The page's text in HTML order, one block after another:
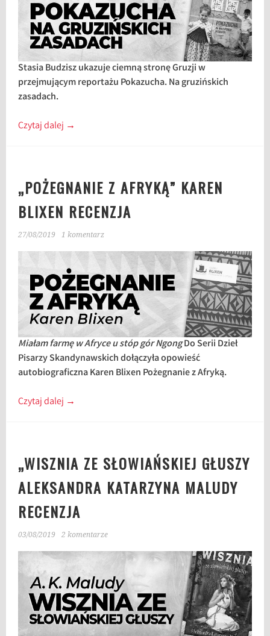
Stasia Budzisz ukazuje ciemną stronę Gruzji w
przejmującym reportażu Pokazucha. Na gruzińskich
zasadach.
Czytaj dalej →
„POŻEGNANIE Z AFRYKĄ” KAREN
BLIXEN RECENZJA
27/08/2019 1 komentarz
Miałam farmę w Afryce u stóp gór NgongDo Serii Dzieł
Pisarzy Skandynawskich dołączyła opowieść
autobiograficzna Karen Blixen Pożegnanie z Afryką.
Czytaj dalej →
„WISZNIA ZE SŁOWIAŃSKIEJ GŁUSZY
ALEKSANDRA KATARZYNA MALUDY
RECENZJA
03/08/2019 2 komentarze